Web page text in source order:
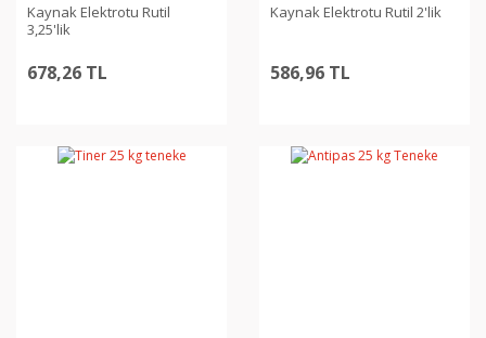
Kaynak Elektrotu Rutil
3,25'lik
678,26 TL
Kaynak Elektrotu Rutil 2'lik
586,96 TL